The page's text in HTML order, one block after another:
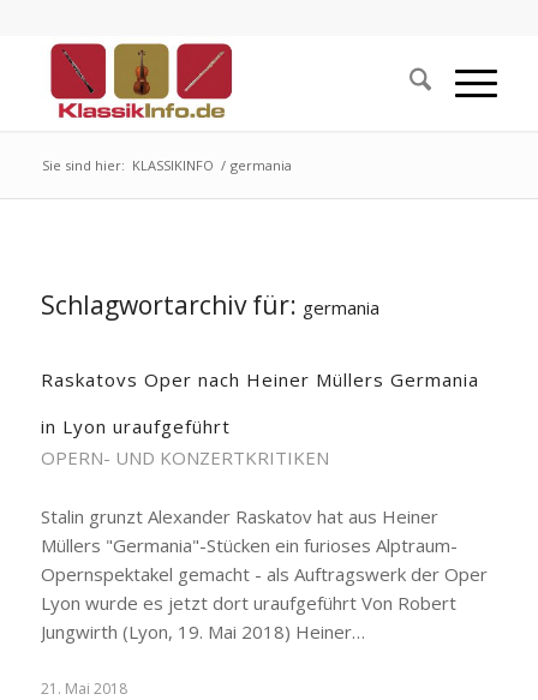
Sie sind hier: KLASSIKINFO / germania
Schlagwortarchiv für: germania
Raskatovs Oper nach Heiner Müllers Germania
in Lyon uraufgeführt
OPERN- UND KONZERTKRITIKEN
Stalin grunzt Alexander Raskatov hat aus Heiner
Müllers "Germania"-Stücken ein furioses Alptraum-
Opernspektakel gemacht - als Auftragswerk der Oper
Lyon wurde es jetzt dort uraufgeführt Von Robert
Jungwirth (Lyon, 19. Mai 2018) Heiner…
21. Mai 2018